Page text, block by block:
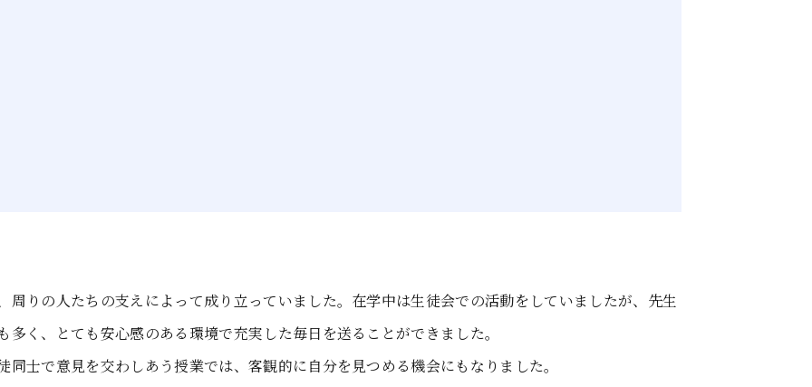
周りの人たちの支えによって成り立っていました。在学中は生徒会での活動をしていましたが、先生
く、とても安心感のある環境で充実した毎日を送ることができました。
士で意見を交わしあう授業では、客観的に自分を見つめる機会にもなりました。